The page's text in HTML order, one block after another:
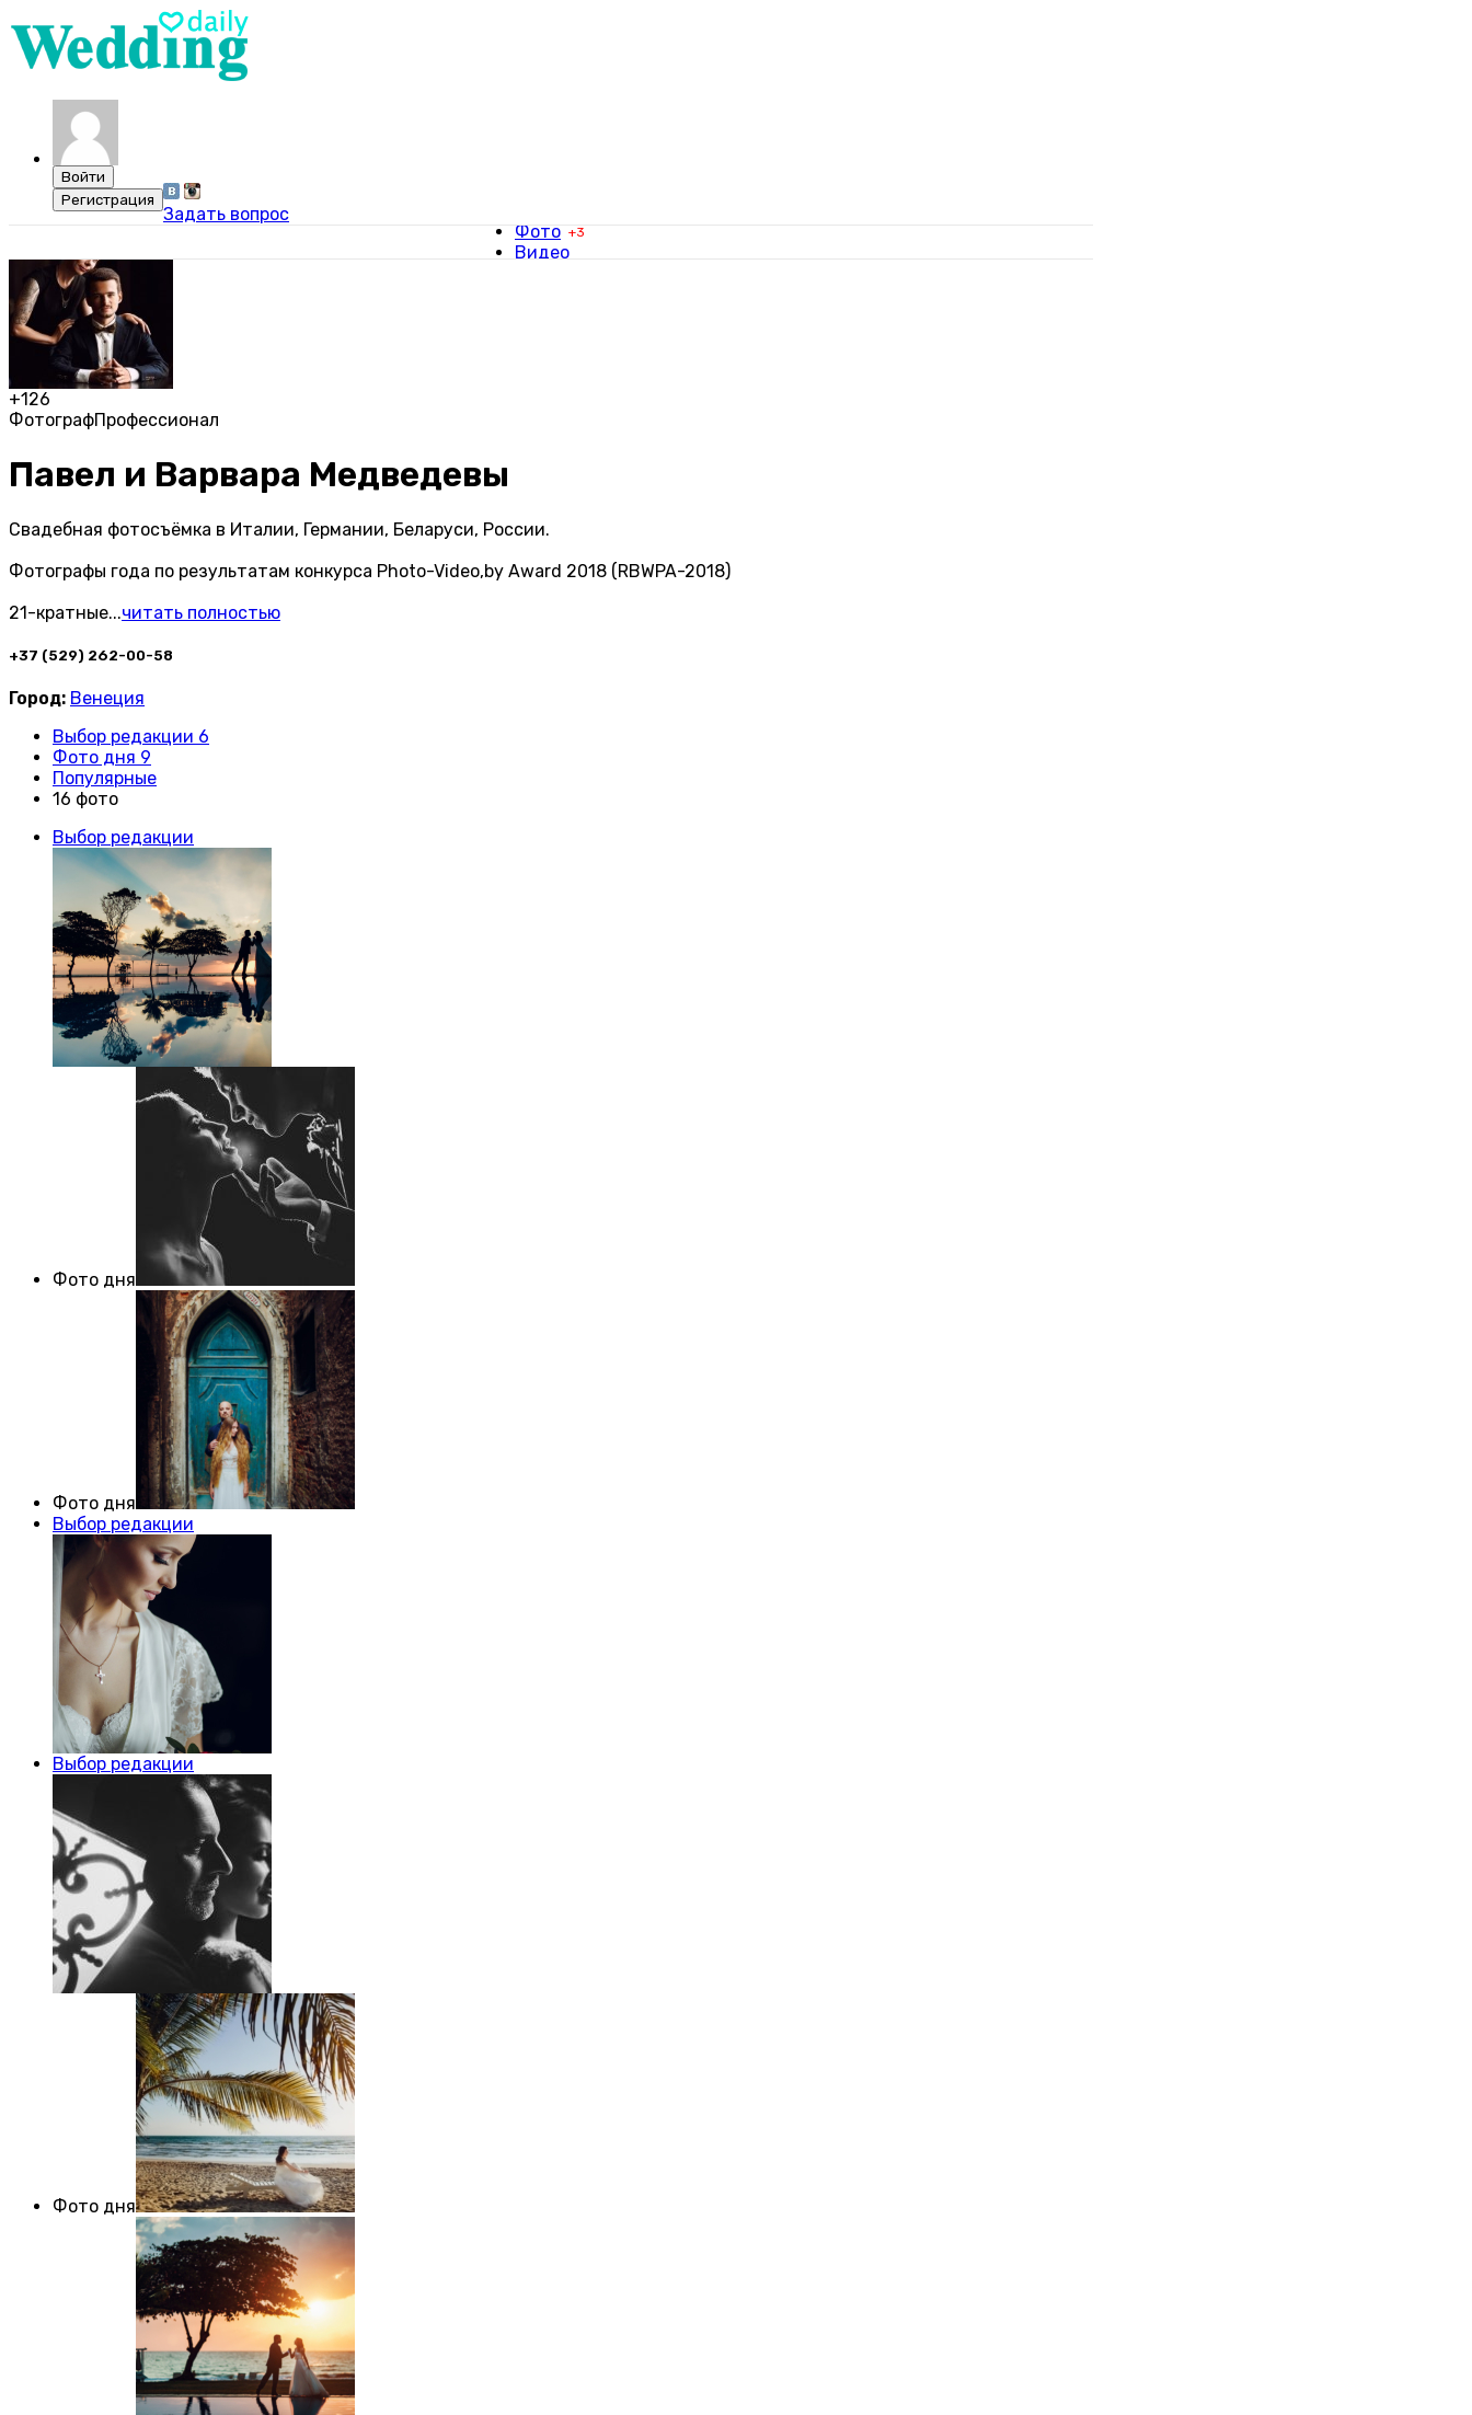
Задать вопрос
Фото +3
Видео
+126
ФотографПрофессионал
Павел и Варвара Медведевы
Свадебная фотосъёмка в Италии, Германии, Беларуси, России.
Фотографы года по результатам конкурса Photo-Video,by Award 2018 (RBWPA-2018)
21-кратные...читать полностью
+37 (529) 262-00-58
Город: Венеция
Выбор редакции 6
Фото дня 9
Популярные
16 фото
Выбор редакции
Фото дня
Фото дня
Выбор редакции
Выбор редакции
Фото дня